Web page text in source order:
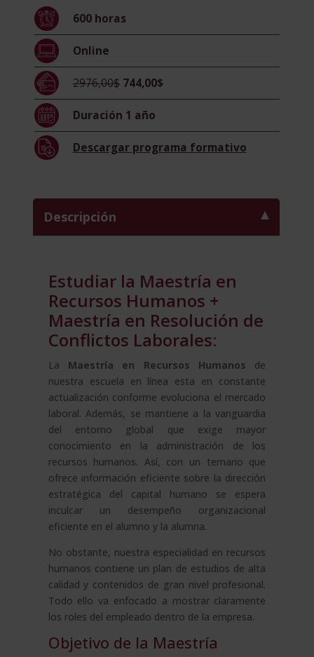
Internacional
Resolución
Conflictos
cantidad
600 horas
Online
2976,00$ 744,00$
Duración 1 año
Descargar programa formativo
Descripción
Estudiar la Maestría en
Recursos Humanos +
Maestría en Resolución de
Conflictos Laborales:
La Maestría en Recursos Humanos de
nuestra escuela en línea esta en constante
actualización conforme evoluciona el mercado
laboral. Además, se mantiene a la vanguardia
del entorno global que exige mayor
conocimiento en la administración de los
recursos humanos. Así, con un temario que
ofrece información eficiente sobre la dirección
estratégica del capital humano se espera
inculcar un desempeño organizacional
eficiente en el alumno y la alumna.
No obstante, nuestra especialidad en recursos
humanos contiene un plan de estudios de alta
calidad y contenidos de gran nivel profesional.
Todo ello va enfocado a mostrar claramente
los roles del empleado dentro de la empresa.
Objetivo de la Maestría